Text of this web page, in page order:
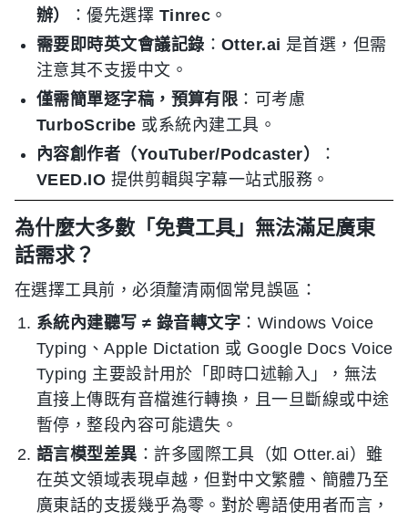
辦）
：優先選擇 Tinrec 。
需要即時英文會議記錄 ： Otter.ai 是首選，但需
注意其不支援中文。
僅需簡單逐字稿，預算有限 ：可考慮
TurboScribe 或系統內建工具。
內容創作者（YouTuber/Podcaster）
：
VEED.IO 提供剪輯與字幕一站式服務。
為什麼大多數「免費工具」無法滿足廣東
話需求？
在選擇工具前，必須釐清兩個常見誤區：
系統內建聽写 ≠ 錄音轉文字 ：Windows Voice
Typing、Apple Dictation 或 Google Docs Voice
Typing 主要設計用於「即時口述輸入」，無法
直接上傳既有音檔進行轉換，且一旦斷線或中途
暫停，整段內容可能遺失。
語言模型差異 ：許多國際工具（如 Otter.ai）雖
在英文領域表現卓越，但對中文繁體、簡體乃至
廣東話的支援幾乎為零。對於粵語使用者而言，